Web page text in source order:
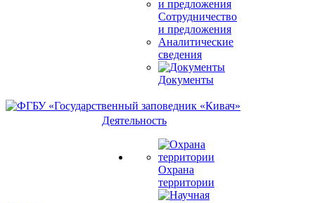
Сотрудничество
и предложения
Аналитические
сведения
Документы
Деятельность
Охрана
территории